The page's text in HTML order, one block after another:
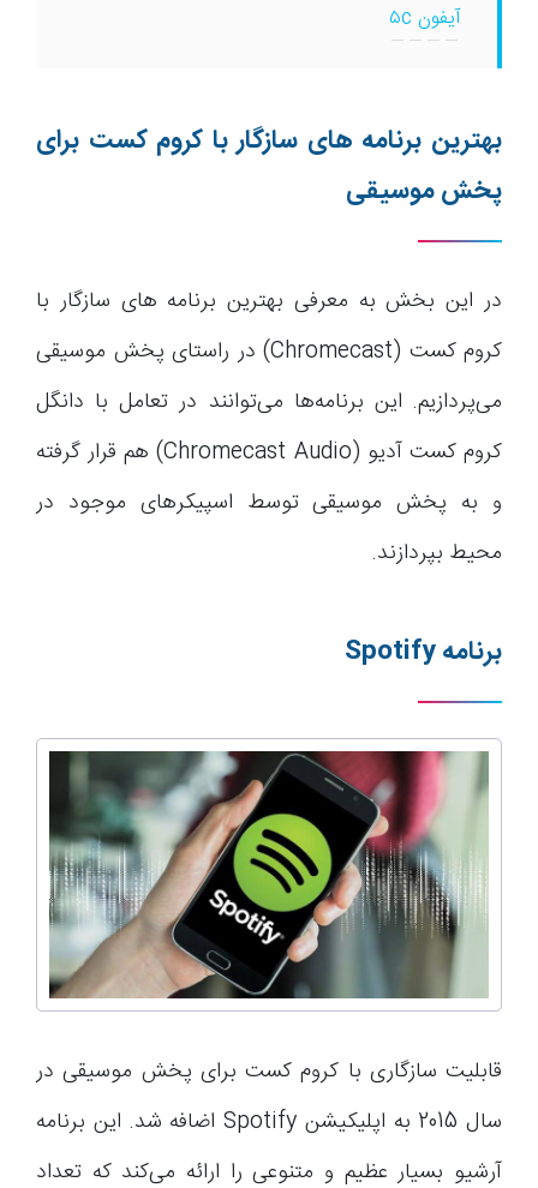
آیفون ۵c
بهترین برنامه های سازگار با کروم کست برای
پخش موسیقی
در این بخش به معرفی بهترین برنامه های سازگار با
کروم کست (Chromecast) در راستای پخش موسیقی
می‌پردازیم. این برنامه‌ها می‌توانند در تعامل با دانگل
کروم کست آدیو (Chromecast Audio) هم قرار گرفته
و به پخش موسیقی توسط اسپیکرهای موجود در
محیط بپردازند.
برنامهSpotify
قابلیت سازگاری با کروم کست برای پخش موسیقی در
سال 2015 به اپلیکیشن Spotify اضافه شد. این برنامه
آرشیو بسیار عظیم و متنوعی را ارائه می‌کند که تعداد